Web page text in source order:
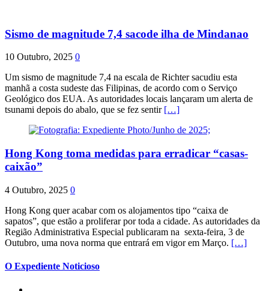
Sismo de magnitude 7,4 sacode ilha de Mindanao
10 Outubro, 2025 0
Um sismo de magnitude 7,4 na escala de Richter sacudiu esta
manhã a costa sudeste das Filipinas, de acordo com o Serviço
Geológico dos EUA. As autoridades locais lançaram um alerta de
tsunami depois do abalo, que se fez sentir […]
Hong Kong toma medidas para erradicar “casas-
caixão”
4 Outubro, 2025 0
Hong Kong quer acabar com os alojamentos tipo “caixa de
sapatos”, que estão a proliferar por toda a cidade. As autoridades da
Região Administrativa Especial publicaram na sexta-feira, 3 de
Outubro, uma nova norma que entrará em vigor em Março. […]
O Expediente Noticioso